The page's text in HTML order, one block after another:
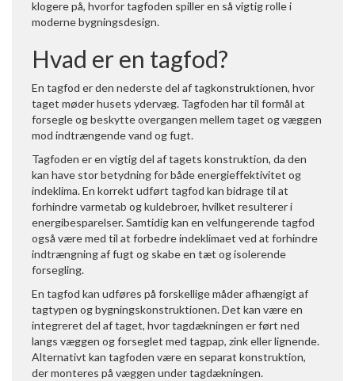
klogere på, hvorfor tagfoden spiller en så vigtig rolle i
moderne bygningsdesign.
Hvad er en tagfod?
En tagfod er den nederste del af tagkonstruktionen, hvor
taget møder husets ydervæg. Tagfoden har til formål at
forsegle og beskytte overgangen mellem taget og væggen
mod indtrængende vand og fugt.
Tagfoden er en vigtig del af tagets konstruktion, da den
kan have stor betydning for både energieffektivitet og
indeklima. En korrekt udført tagfod kan bidrage til at
forhindre varmetab og kuldebroer, hvilket resulterer i
energibesparelser. Samtidig kan en velfungerende tagfod
også være med til at forbedre indeklimaet ved at forhindre
indtrængning af fugt og skabe en tæt og isolerende
forsegling.
En tagfod kan udføres på forskellige måder afhængigt af
tagtypen og bygningskonstruktionen. Det kan være en
integreret del af taget, hvor tagdækningen er ført ned
langs væggen og forseglet med tagpap, zink eller lignende.
Alternativt kan tagfoden være en separat konstruktion,
der monteres på væggen under tagdækningen.